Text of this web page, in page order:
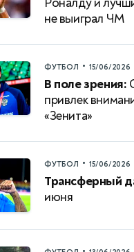
не выиграл ЧМ
ФУТБОЛ • 15/06/2026
В поле зрения:
привлек
«Зенита»
ФУТБОЛ • 15/06/2026
Трансферный
июня